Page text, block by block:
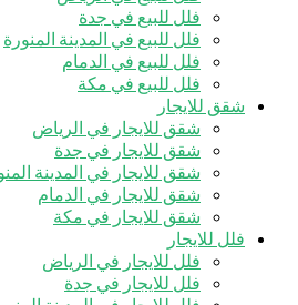
فلل للبيع في جدة
فلل للبيع في المدينة المنورة
فلل للبيع في الدمام
فلل للبيع في مكة
شقق للايجار
شقق للايجار في الرياض
شقق للايجار في جدة
شقق للايجار في المدينة المنورة
شقق للايجار في الدمام
شقق للايجار في مكة
فلل للايجار
فلل للايجار في الرياض
فلل للايجار في جدة